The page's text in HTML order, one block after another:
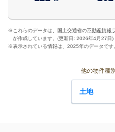
※ これらのデータは、国土交通省の不動産情報
が作成しています。(更新日: 2026年4月27日)
※表示されている情報は、2025年のデータです
他の物件種
土地